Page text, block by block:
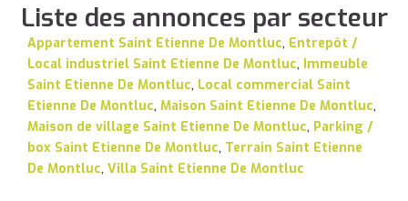
Liste des annonces par secteur
Appartement Saint Etienne De Montluc, Entrepôt /
Local industriel Saint Etienne De Montluc, Immeuble
Saint Etienne De Montluc, Local commercial Saint
Etienne De Montluc, Maison Saint Etienne De Montluc,
Maison de village Saint Etienne De Montluc, Parking /
box Saint Etienne De Montluc, Terrain Saint Etienne
De Montluc, Villa Saint Etienne De Montluc